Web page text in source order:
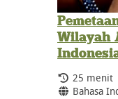
Wilayah
Durasi:
25 menit
Bahasa:
Bahasa